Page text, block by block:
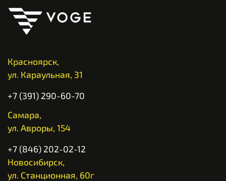
Красноярск,
ул. Караульная, 31
+7 (391) 290-60-70
Самара,
ул. Авроры, 154
+7 (846) 202-02-12
Новосибирск,
ул. Станционная, 60г